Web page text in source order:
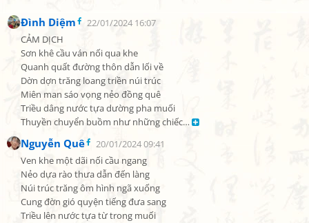
Đình Diệm
22/01/2024 16:07
CẢM DỊCH
Sơn khê cầu ván nối qua khe
Quanh quất đường thôn dẫn lối về
Dờn dợn trăng loang triền núi trúc
Miên man sáo vọng nẻo đồng quê
Triều dâng nước tựa dường pha muối
Thuyền chuyển buồm như những chiếc…
Nguyễn Quê
20/01/2024 09:41
Ven khe một dãi nối cầu ngang
Nẻo dựa rào thưa dẫn đến làng
Núi trúc trăng ôm hình ngã xuống
Cung đờn gió quyện tiếng đưa sang
Triều lên nước tựa từ trong muối